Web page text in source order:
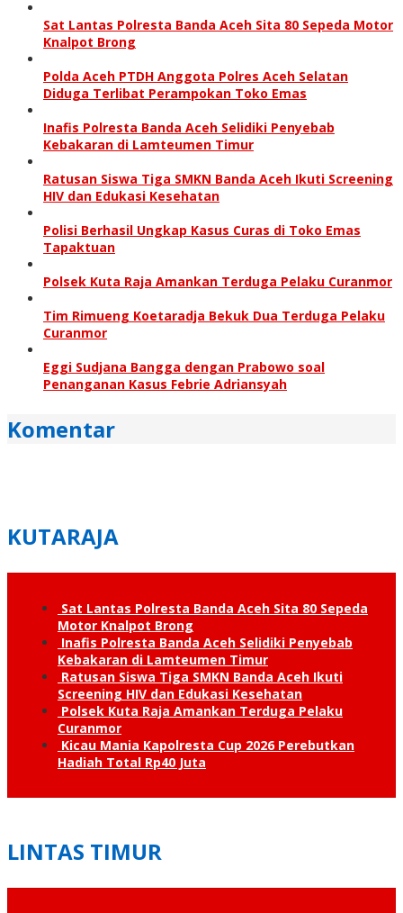
Sat Lantas Polresta Banda Aceh Sita 80 Sepeda Motor
Knalpot Brong
Polda Aceh PTDH Anggota Polres Aceh Selatan
Diduga Terlibat Perampokan Toko Emas
Inafis Polresta Banda Aceh Selidiki Penyebab
Kebakaran di Lamteumen Timur
Ratusan Siswa Tiga SMKN Banda Aceh Ikuti Screening
HIV dan Edukasi Kesehatan
Polisi Berhasil Ungkap Kasus Curas di Toko Emas
Tapaktuan
Polsek Kuta Raja Amankan Terduga Pelaku Curanmor
Tim Rimueng Koetaradja Bekuk Dua Terduga Pelaku
Curanmor
Eggi Sudjana Bangga dengan Prabowo soal
Penanganan Kasus Febrie Adriansyah
Komentar
KUTARAJA
Sat Lantas Polresta Banda Aceh Sita 80 Sepeda
Motor Knalpot Brong
Inafis Polresta Banda Aceh Selidiki Penyebab
Kebakaran di Lamteumen Timur
Ratusan Siswa Tiga SMKN Banda Aceh Ikuti
Screening HIV dan Edukasi Kesehatan
Polsek Kuta Raja Amankan Terduga Pelaku
Curanmor
Kicau Mania Kapolresta Cup 2026 Perebutkan
Hadiah Total Rp40 Juta
LINTAS TIMUR